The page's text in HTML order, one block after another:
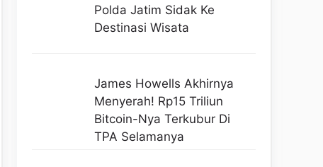
Polda Jatim Sidak Ke
Destinasi Wisata
James Howells Akhirnya
Menyerah! Rp15 Triliun
Bitcoin-Nya Terkubur Di
TPA Selamanya